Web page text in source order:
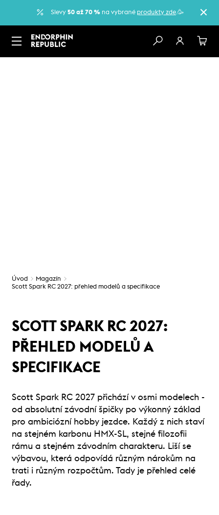
Slevy 50 až 70 % na vybrané produkty zde.🥳
Úvod
Magazín
Scott Spark RC 2027: přehled modelů a specifikace
SCOTT SPARK RC 2027:
PŘEHLED MODELŮ A
SPECIFIKACE
Scott Spark RC 2027 přichází v osmi modelech -
od absolutní závodní špičky po výkonný základ
pro ambiciózní hobby jezdce. Každý z nich staví
na stejném karbonu HMX-SL, stejné filozofii
rámu a stejném závodním charakteru. Liší se
výbavou, která odpovídá různým nárokům na
trati i různým rozpočtům. Tady je přehled celé
řady.